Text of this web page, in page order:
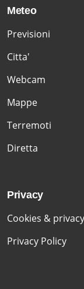
Meteo
Previsioni
Citta'
Webcam
Mappe
Terremoti
Diretta
Privacy
Cookies &
Privacy Policy